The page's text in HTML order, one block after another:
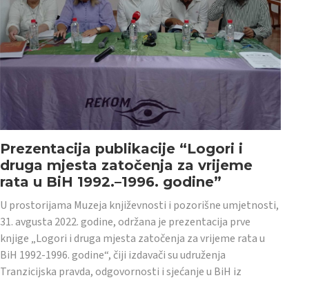
Prezentacija publikacije “Logori i
druga mjesta zatočenja za vrijeme
rata u BiH 1992.–1996. godine”
U prostorijama Muzeja književnosti i pozorišne umjetnosti,
31. avgusta 2022. godine, održana je prezentacija prve
knjige „Logori i druga mjesta zatočenja za vrijeme rata u
BiH 1992-1996. godine“, čiji izdavači su udruženja
Tranzicijska pravda, odgovornosti i sjećanje u BiH iz